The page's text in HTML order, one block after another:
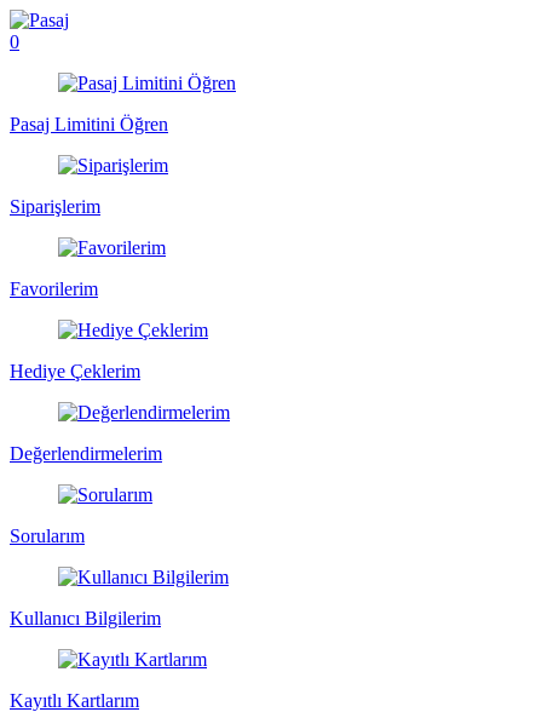
0
Pasaj Limitini Öğren
Siparişlerim
Favorilerim
Hediye Çeklerim
Değerlendirmelerim
Sorularım
Kullanıcı Bilgilerim
Kayıtlı Kartlarım